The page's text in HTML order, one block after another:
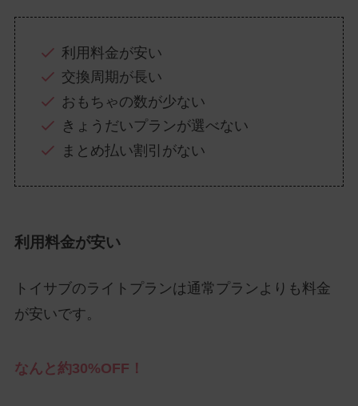
利用料金が安い
交換周期が長い
おもちゃの数が少ない
きょうだいプランが選べない
まとめ払い割引がない
利用料金が安い
トイサブのライトプランは通常プランよりも料金
が安いです。
なんと約30%OFF！